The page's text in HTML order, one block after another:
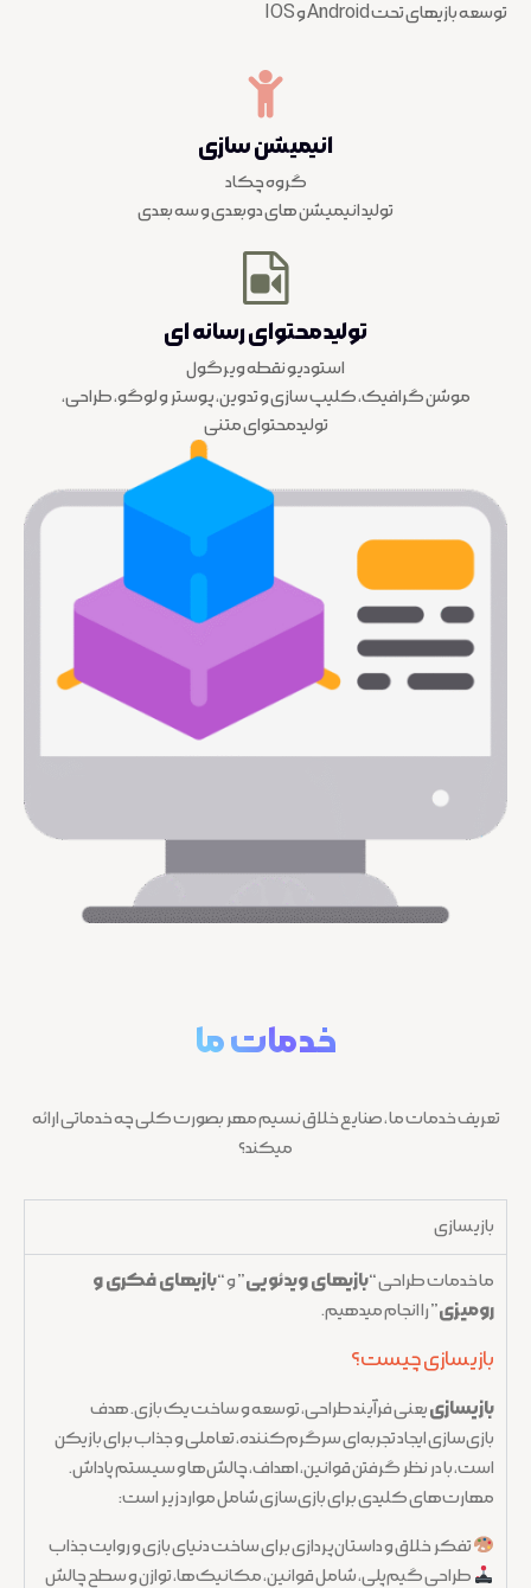
توسعه بازیهای تحت Android و IOS
انیمیشن سازی
گروه چکاد
تولید انیمیشن های دوبعدی و سه بعدی
تولیدمحتوای رسانه ای
استودیو نقطه ویرگول
موشن گرافیک، کلیپ سازی و تدوین، پوستر و لوگو، طراحی،
تولیدمحتوای متنی
خدمات ما
تعریف خدمات ما ، صنایع خلاق نسیم مهر بصورت کلی چه خدماتی ارائه
میکند؟
بازیسازی
ما خدمات طراحی“بازیهای ویدئویی”و“بازیهای فکری و
رومیزی”را انجام میدهیم.
بازیسازی چیست؟
بازیسازییعنی فرآیند طراحی، توسعه و ساخت یک بازی. هدف
بازی‌سازی ایجاد تجربه‌ای سرگرم‌کننده، تعاملی و جذاب برای بازیکن
است، با در نظر گرفتن قوانین، اهداف، چالش‌ها و سیستم پاداش.
مهارت‌های کلیدی برای بازی‌سازی شامل موارد زیر است:
تفکر خلاق و داستان‌پردازی برای ساخت دنیای بازی و روایت جذاب
طراحی گیم‌پلی، شامل قوانین، مکانیک‌ها، توازن و سطح چالش